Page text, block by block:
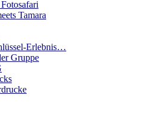
Tamara
Erlebnis…
Gruppe